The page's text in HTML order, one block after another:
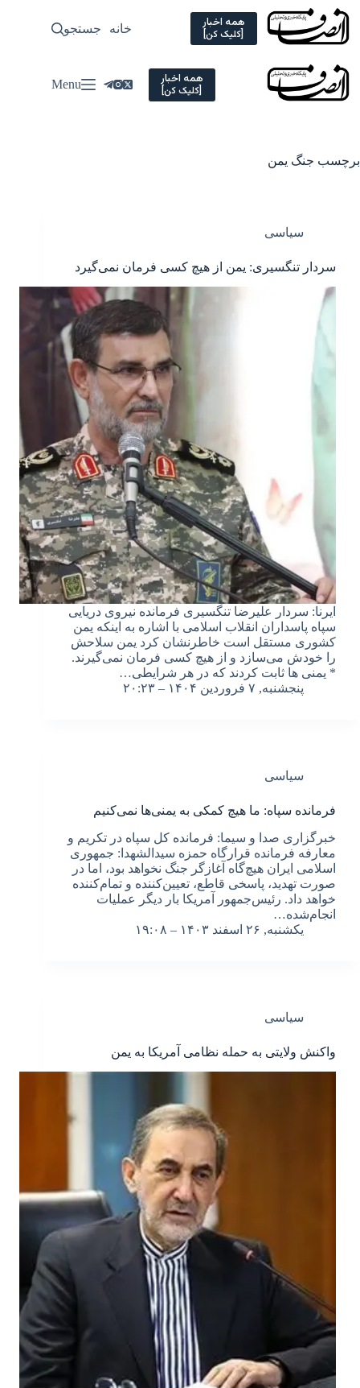
Skip
content
همه اخبار
[کلیک کن] خانه سیاسی
جستجو
همه اخبار
[کلیک کن] Menu
برچسب جنگ یمن
سیاسی
سردار تنگسیری: یمن از هیچ کسی فرمان نمی‌گیرد
ایرنا: سردار علیرضا تنگسیری فرمانده نیروی دریایی
سپاه پاسداران انقلاب اسلامی با اشاره به اینکه یمن
کشوری مستقل است خاطرنشان کرد یمن سلاحش
را خودش می‌سازد و از هیچ کسی فرمان نمی‌گیرند.
* یمنی ها ثابت کردند که در هر شرایطی…
پنجشنبه, ۷ فروردین ۱۴۰۴ – ۲۰:۲۳
سیاسی
فرمانده سپاه: ما هیچ کمکی به یمنی‌ها نمی‌کنیم
خبرگزاری صدا و سیما: فرمانده کل سپاه در تکریم و
معارفه فرمانده قرارگاه حمزه سیدالشهدا: جمهوری
اسلامی ایران هیچ‌گاه آغازگر جنگ نخواهد بود، اما در
صورت تهدید، پاسخی قاطع، تعیین‌کننده و تمام‌کننده
خواهد داد. رئیس‌جمهور آمریکا بار دیگر عملیات
انجام‌شده…
یکشنبه, ۲۶ اسفند ۱۴۰۳ – ۱۹:۰۸
سیاسی
واکنش ولایتی به حمله نظامی آمریکا به یمن